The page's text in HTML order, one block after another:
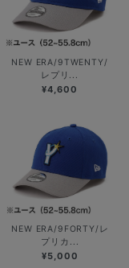
NEW ERA/9TWENTY/
レプリ...
¥4,600
NEW ERA/9FORTY/レ
プリカ...
¥5,000